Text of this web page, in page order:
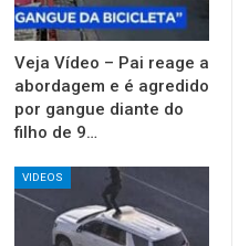
Veja Vídeo – Pai reage a
abordagem e é agredido
por gangue diante do
filho de 9…
VIDEOS